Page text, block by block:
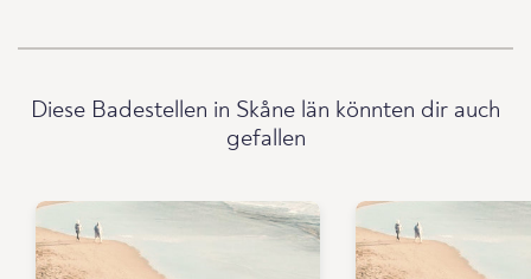
Diese Badestellen in Skåne län könnten dir auch
gefallen